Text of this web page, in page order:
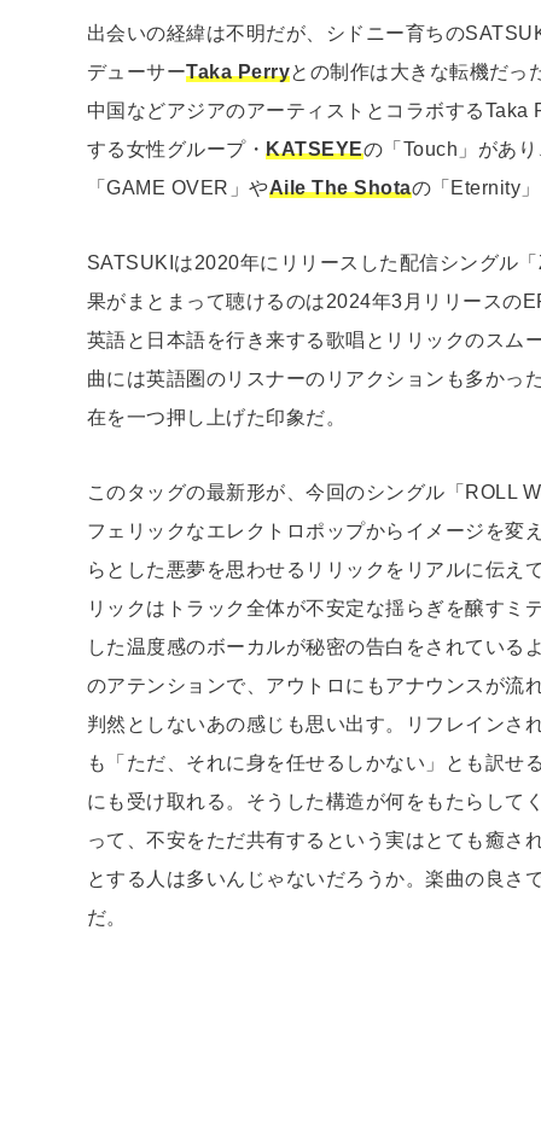
出会いの経緯は不明だが、シドニー育ちの
デューサーTaka Perryとの制作は大きな転機だっ
中国などアジアのアーティストとコラボする
する女性グループ・KATSEYEの「Touch」があ
「GAME OVER」やAile The Shotaの「Eternity
SATSUKIは2020年にリリースした配信シングル
果がまとまって聴けるのは2024年3月リリースの
英語と日本語を行き来する歌唱とリリックのスム
曲には英語圏のリスナーのリアクションも多かっ
在を一つ押し上げた印象だ。
このタッグの最新形が、今回のシングル「ROLL
フェリックなエレクトロポップからイメージを変
らとした悪夢を思わせるリリックをリアルに伝え
リックはトラック全体が不安定な揺らぎを醸すミ
した温度感のボーカルが秘密の告白をされている
のアテンションで、アウトロにもアナウンスが流
判然としないあの感じも思い出す。リフレイン
も「ただ、それに身を任せるしかない」とも訳せ
にも受け取れる。そうした構造が何をもたらして
って、不安をただ共有するという実はとても癒さ
とする人は多いんじゃないだろうか。楽曲の良さ
だ。